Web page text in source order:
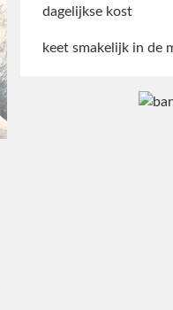
dagelijkse kost
keet smakelijk in de